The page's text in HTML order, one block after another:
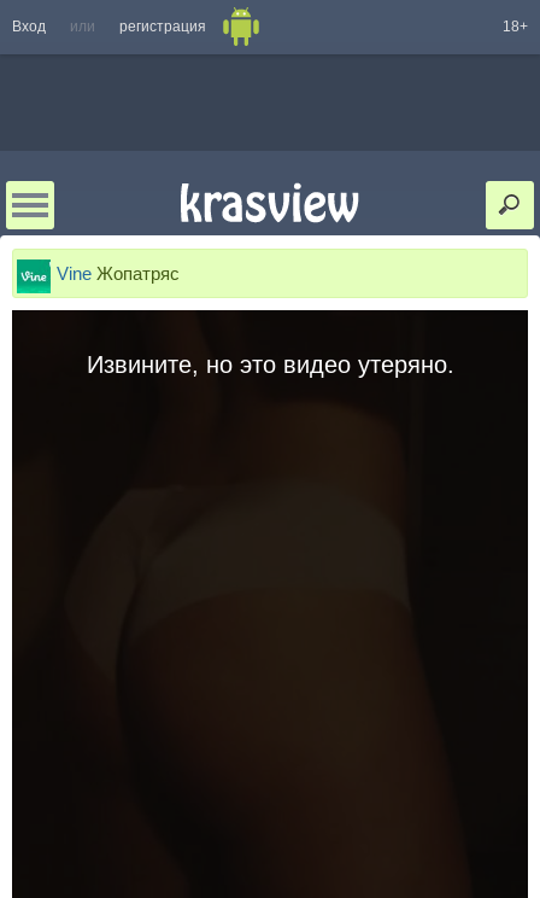
Вход или регистрация 18+
Vine Жопатряс
Извините, но это видео утеряно.